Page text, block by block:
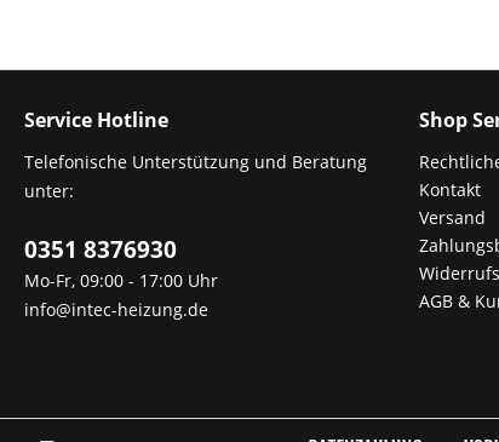
Service Hotline
Telefonische Unterstützung und Beratung
unter:
0351 8376930
Mo-Fr, 09:00 - 17:00 Uhr
info@intec-heizung.de
Shop
Kontakt
Versand
AGB &